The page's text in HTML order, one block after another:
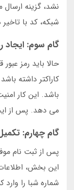
نشد، گزینه
شبکه، کد با
گام سوم: ایجاد
کاراکتر داشته
باشد. این کار
می دهد. پس از
گام چهارم:
پس از ثبت نام
این بخش،
شماره شبا را